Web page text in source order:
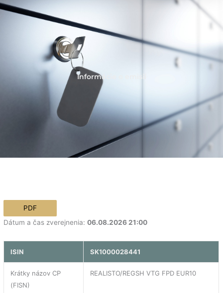
Informácie o emisii
Dátum a čas zverejnenia:06.08.2026 21:00
ISIN SK1000028441
Krátky názov CP
(FISN)
REALISTO/REGSH VTG FPD EUR10